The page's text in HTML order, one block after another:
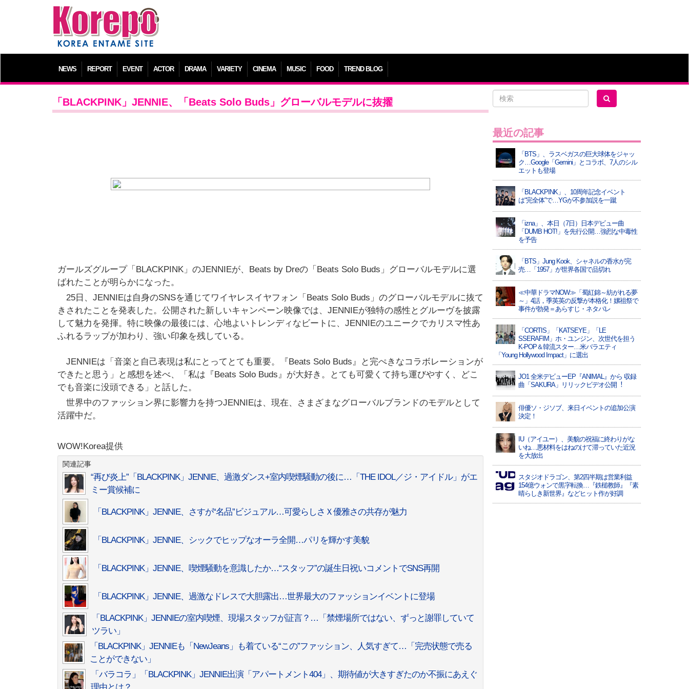
NEWS REPORT EVENT ACTOR DRAMA VARIETY CINEMA MUSIC FOOD TREND BLOG
「BLACKPINK」JENNIE、「Beats Solo Buds」グローバルモデルに抜擢
ガールズグループ「BLACKPINK」のJENNIEが、Beats by Dreの「Beats Solo Buds」グローバルモデルに選
ばれたことが明らかになった。
25日、JENNIEは自身のSNSを通じてワイヤレスイヤフォン「Beats Solo Buds」のグローバルモデルに抜て
きされたことを発表した。公開された新しいキャンペーン映像では、JENNIEが独特の感性とグルーヴを披露
して魅力を発揮。特に映像の最後には、心地よいトレンディなビートに、JENNIEのユニークでカリスマ性あ
ふれるラップが加わり、強い印象を残している。
JENNIEは「音楽と自己表現は私にとってとても重要。『Beats Solo Buds』と完ぺきなコラボレーションが
できたと思う」と感想を述べ、「私は『Beats Solo Buds』が大好き。とても可愛くて持ち運びやすく、どこ
でも音楽に没頭できる」と話した。
世界中のファッション界に影響力を持つJENNIEは、現在、さまざまなグローバルブランドのモデルとして
活躍中だ。
WOW!Korea提供
関連記事
“再び炎上”「BLACKPINK」JENNIE、過激ダンス+室内喫煙騒動の後に…「THE IDOL／ジ・アイドル」がエ
ミー賞候補に
「BLACKPINK」JENNIE、さすが“名品”ビジュアル…可愛らしさＸ優雅さの共存が魅力
「BLACKPINK」JENNIE、シックでヒップなオーラ全開…パリを輝かす美貌
「BLACKPINK」JENNIE、喫煙騒動を意識したか…“スタッフ”の誕生日祝いコメントでSNS再開
「BLACKPINK」JENNIE、過激なドレスで大胆露出…世界最大のファッションイベントに登場
「BLACKPINK」JENNIEの室内喫煙、現場スタッフが証言？…「禁煙場所ではない、ずっと謝罪していて
ツラい」
「BLACKPINK」JENNIEも「NewJeans」も着ている“この”ファッション、人気すぎて…「完売状態で売る
ことができない」
「バラコラ」「BLACKPINK」JENNIE出演「アパートメント404」、期待値が大きすぎたのか不振にあえぐ
最近の記事
「BTS」、ラスベガスの巨大球体をジャッ
ク…Google「Gemini」とコラボ、7人のシル
エットも登場
「BLACKPINK」、10周年記念イベント
は“完全体”で…YGが不参加説を一蹴
「izna」、本日（7日）日本デビュー曲
「DUMB HOT!」を先行公開…強烈な中毒性
を予告
「BTS」Jung Kook、シャネルの香水が完
売…「1957」が世界各国で品切れ
≪中華ドラマNOW≫「蜀紅錦～紡がれる夢
～」4話，季英英の反撃が本格化！嫘祖祭で
事件が勃発＝あらすじ・ネタバレ
「CORTIS」「KATSEYE」「LE
SSERAFIM」ホ・ユンジン、次世代を担う
K-POP＆韓流スター…米バラエティ
「Young Hollywood Impact」に選出
JO1 全⽶デビューEP『ANIMAL』から 収録
曲「SAKURA」リリックビデオ公開︕
俳優ソ・ジソブ、来日イベントの追加公演
決定！
IU（アイユー）、美貌の祝福に終わりがな
いね…悪材料をはねのけて滞っていた近況
を大放出
スタジオドラゴン、第2四半期は営業利益
154億ウォンで黒字転換…『鉄槌教師』『素
晴らしき新世界』などヒット作が好調